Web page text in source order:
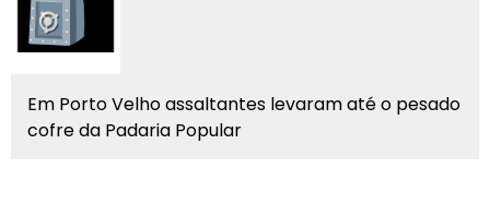
Em Porto Velho assaltantes levaram até o pesado
cofre da Padaria Popular